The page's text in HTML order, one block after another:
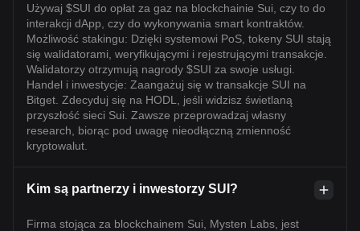
Używaj $SUI do opłat za gaz na blockchainie Sui, czy to do
interakcji dApp, czy do wykonywania smart kontraktów.
Możliwość stakingu: Dzięki systemowi PoS, tokeny SUI stają
się walidatorami, weryfikującymi i rejestrującymi transakcje.
Walidatorzy otrzymują nagrody $SUI za swoje usługi.
Handel i inwestycje: Zaangażuj się w transakcje SUI na
Bitget. Zdecyduj się na HODL, jeśli widzisz świetlaną
przyszłość sieci Sui. Zawsze przeprowadzaj własny
research, biorąc pod uwagę nieodłączną zmienność
kryptowalut.
Kim są partnerzy i inwestorzy SUI?
Firma stojąca za blockchainem Sui, Mysten Labs, jest